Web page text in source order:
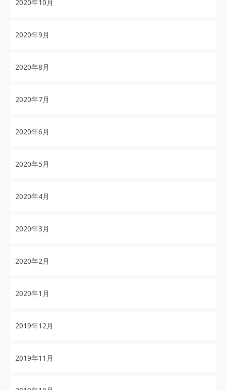
2020年10月
2020年9月
2020年8月
2020年7月
2020年6月
2020年5月
2020年4月
2020年3月
2020年2月
2020年1月
2019年12月
2019年11月